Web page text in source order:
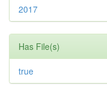
2017
Has File(s)
true